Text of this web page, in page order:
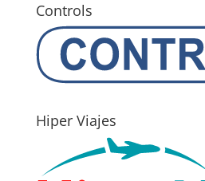
Controls
Hiper Viajes